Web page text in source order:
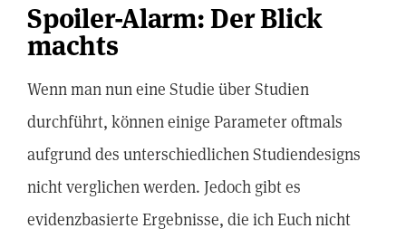
Spoiler-Alarm: Der Blick
machts
Wenn man nun eine Studie über Studien
durchführt, können einige Parameter oftmals
aufgrund des unterschiedlichen Studiendesigns
nicht verglichen werden. Jedoch gibt es
evidenzbasierte Ergebnisse, die ich Euch nicht